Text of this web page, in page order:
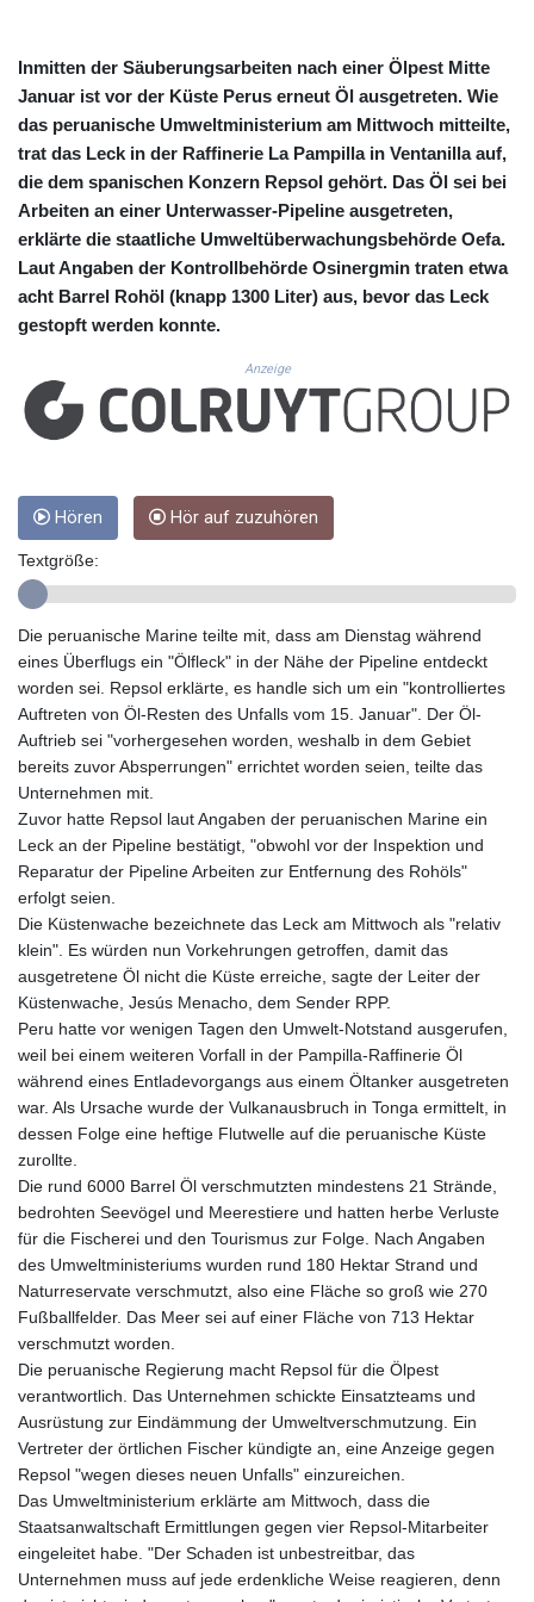
CVE 110.582239
CZK 24.19053
DJF 205.360973
DKK 7.475959
DOP 67.310099
DZD 153.620497
EGP 57.544214
ERN 17.333012
ETB 184.827242
FJD 2.554311
GEL 3.021745
GGP 0.85882
GHS 13.548654
GNF 10148.480495
GTQ 8.809274
HKD 9.063634
HNL 31.037372
HRK 7.535927
HTG 151.004686
HUF 361.716561
IDR 20669.039071
ILS 3.470936
IMP 0.85882
IQD 1514.327484
IRR
1588628.329042
JEP 0.85882
JMD 183.531544
JOD 0.819316
JPY 182.269373
KES 149.514917
KGS 101.051106
KHR 4682.834137
KMF 493.413562
KRW 1643.262353
KYD 0.962491
KZT 541.96516
LAK 26120.848953
LBP
103478.082403
LKR 387.560012
LSL 18.846883
LTL 3.411992
LVL 0.698971
LYD 7.354989
MAD 10.762356
MDL 20.066482
MGA 4971.689885
MKD 61.580848
MMK 2425.815515
Inmitten der Säuberungsarbeiten nach einer Ölpest Mitte
Januar ist vor der Küste Perus erneut Öl ausgetreten. Wie
das peruanische Umweltministerium am Mittwoch mitteilte,
trat das Leck in der Raffinerie La Pampilla in Ventanilla auf,
die dem spanischen Konzern Repsol gehört. Das Öl sei bei
Arbeiten an einer Unterwasser-Pipeline ausgetreten,
erklärte die staatliche Umweltüberwachungsbehörde Oefa.
Laut Angaben der Kontrollbehörde Osinergmin traten etwa
acht Barrel Rohöl (knapp 1300 Liter) aus, bevor das Leck
gestopft werden konnte.
Anzeige
Hören Hör auf zuzuhören
Textgröße:
Die peruanische Marine teilte mit, dass am Dienstag während
eines Überflugs ein "Ölfleck" in der Nähe der Pipeline entdeckt
worden sei. Repsol erklärte, es handle sich um ein "kontrolliertes
Auftreten von Öl-Resten des Unfalls vom 15. Januar". Der Öl-
Auftrieb sei "vorhergesehen worden, weshalb in dem Gebiet
bereits zuvor Absperrungen" errichtet worden seien, teilte das
Unternehmen mit.
Zuvor hatte Repsol laut Angaben der peruanischen Marine ein
Leck an der Pipeline bestätigt, "obwohl vor der Inspektion und
Reparatur der Pipeline Arbeiten zur Entfernung des Rohöls"
erfolgt seien.
Die Küstenwache bezeichnete das Leck am Mittwoch als "relativ
klein". Es würden nun Vorkehrungen getroffen, damit das
ausgetretene Öl nicht die Küste erreiche, sagte der Leiter der
Küstenwache, Jesús Menacho, dem Sender RPP.
Peru hatte vor wenigen Tagen den Umwelt-Notstand ausgerufen,
weil bei einem weiteren Vorfall in der Pampilla-Raffinerie Öl
während eines Entladevorgangs aus einem Öltanker ausgetreten
war. Als Ursache wurde der Vulkanausbruch in Tonga ermittelt, in
dessen Folge eine heftige Flutwelle auf die peruanische Küste
zurollte.
Die rund 6000 Barrel Öl verschmutzten mindestens 21 Strände,
bedrohten Seevögel und Meerestiere und hatten herbe Verluste
für die Fischerei und den Tourismus zur Folge. Nach Angaben
des Umweltministeriums wurden rund 180 Hektar Strand und
Naturreservate verschmutzt, also eine Fläche so groß wie 270
Fußballfelder. Das Meer sei auf einer Fläche von 713 Hektar
verschmutzt worden.
Die peruanische Regierung macht Repsol für die Ölpest
verantwortlich. Das Unternehmen schickte Einsatzteams und
Ausrüstung zur Eindämmung der Umweltverschmutzung. Ein
Vertreter der örtlichen Fischer kündigte an, eine Anzeige gegen
Repsol "wegen dieses neuen Unfalls" einzureichen.
Das Umweltministerium erklärte am Mittwoch, dass die
Staatsanwaltschaft Ermittlungen gegen vier Repsol-Mitarbeiter
eingeleitet habe. "Der Schaden ist unbestreitbar, das
Unternehmen muss auf jede erdenkliche Weise reagieren, denn